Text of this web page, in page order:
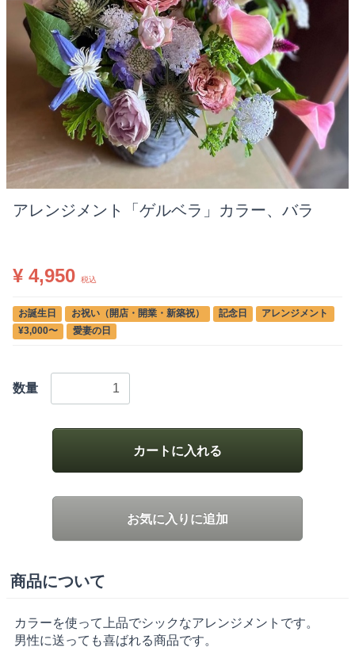
アレンジメント「ゲルベラ」カラー、バラ
¥ 4,950 税込
お誕生日 お祝い（開店・開業・新築祝） 記念日
アレンジメント
¥3,000〜
愛妻の日
数量
カートに入れる
お気に入りに追加
商品について
カラーを使って上品でシックなアレンジメントです。
男性に送っても喜ばれる商品です。